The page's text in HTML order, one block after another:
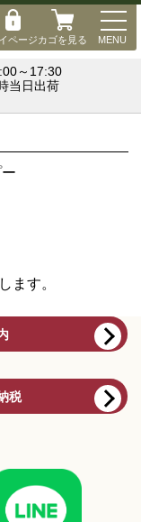
ページカゴを見る MENU
～17:30
当日出荷
ます。
税